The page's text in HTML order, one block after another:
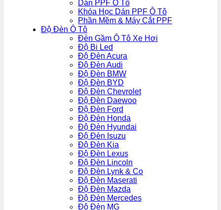
Dán PPF Ô Tô
Khóa Học Dán PPF Ô Tô
Phần Mềm & Máy Cắt PPF
Độ Đèn Ô Tô
Đèn Gầm Ô Tô Xe Hơi
Độ Bi Led
Độ Đèn Acura
Độ Đèn Audi
Độ Đèn BMW
Độ Đèn BYD
Độ Đèn Chevrolet
Độ Đèn Daewoo
Độ Đèn Ford
Độ Đèn Honda
Độ Đèn Hyundai
Độ Đèn Isuzu
Độ Đèn Kia
Độ Đèn Lexus
Độ Đèn Lincoln
Độ Đèn Lynk & Co
Độ Đèn Maserati
Độ Đèn Mazda
Độ Đèn Mercedes
Độ Đèn MG